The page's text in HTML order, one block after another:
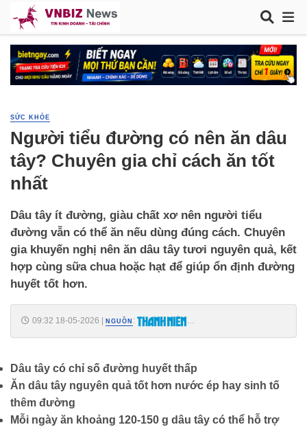
SỨC KHỎE
Người tiểu đường có nên ăn dâu
tây? Chuyên gia chỉ cách ăn tốt
nhất
Dâu tây ít đường, giàu chất xơ nên người tiểu
đường vẫn có thể ăn nếu dùng đúng cách. Chuyên
gia khuyến nghị nên ăn dâu tây tươi nguyên quả, kết
hợp cùng sữa chua hoặc hạt để giúp ổn định đường
huyết tốt hơn.
09:32 18-05-2026 NGUỒN :
Dâu tây có chỉ số đường huyết thấp
Ăn dâu tây nguyên quả tốt hơn nước ép hay sinh tố
thêm đường
Mỗi ngày ăn khoảng 120-150 g dâu tây có thể hỗ trợ